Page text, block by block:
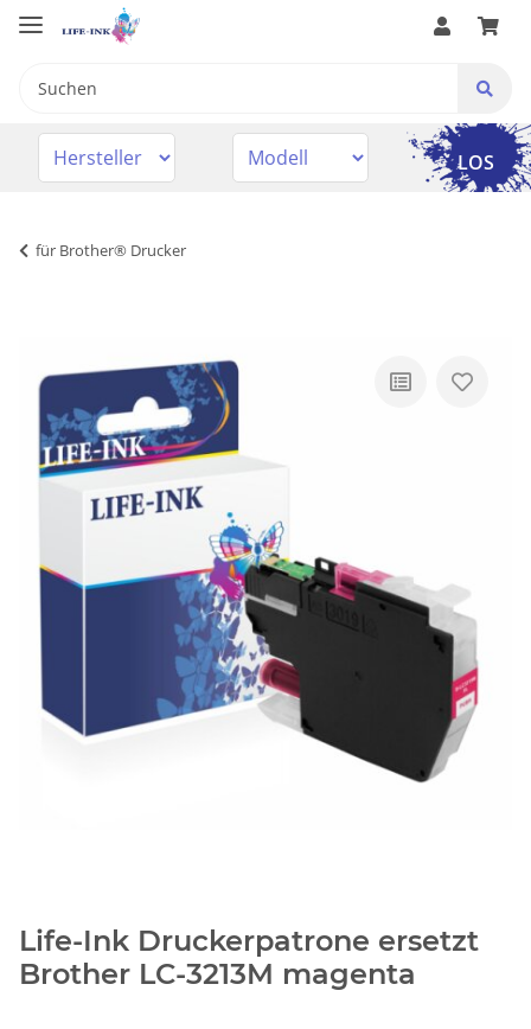
LOS
für Brother® Drucker
Life-Ink Druckerpatrone ersetzt
Brother LC-3213M magenta